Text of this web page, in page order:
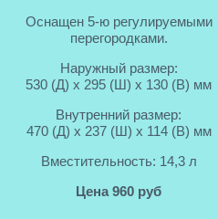
Оснащен 5-ю регулируемыми
перегородками.
Наружный размер:
530 (Д) x 295 (Ш) x 130 (В) мм
Внутренний размер:
470 (Д) x 237 (Ш) x 114 (В) мм
Вместительность: 14,3 л
Цена 960 руб